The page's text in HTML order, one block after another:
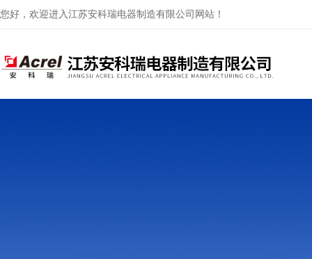
您好，欢迎进入江苏安科瑞电器制造有限公司网站！